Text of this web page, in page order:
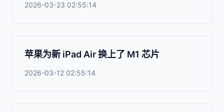
2026-03-23 02:55:14
苹果为新 iPad Air 换上了 M1 芯片
2026-03-12 02:55:14